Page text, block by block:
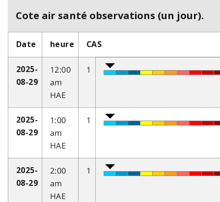
Cote air santé observations (un jour).
Date heure CAS
2025-
08-29
12:00
am
HAE
1
2025-
08-29
1:00
am
HAE
1
2025-
08-29
2:00
am
HAE
1